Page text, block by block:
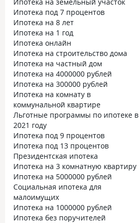
Ипотека под 7 процентов
Ипотека на 8 лет
Ипотека на 1 год
Ипотека онлайн
Ипотека на строительство дома
Ипотека на частный дом
Ипотека на 4000000 рублей
Ипотека на 300000 рублей
Ипотека на комнату в
коммунальной квартире
Льготные программы по ипотеке в
2021 году
Ипотека под 9 процентов
Ипотека под 13 процентов
Президентская ипотека
Ипотека на 3 комнатную квартиру
Ипотека на 5000000 рублей
Социальная ипотека для
малоимущих
Ипотека на 1000000 рублей
Ипотека без поручителей